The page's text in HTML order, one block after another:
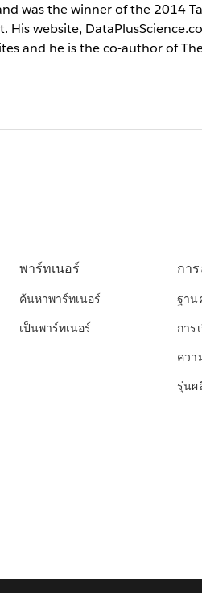
was the winner of the 2014
website,
and he is the co-author of
พาร์ทเนอร์
ค้นหาพาร์ทเนอร์
เป็นพาร์ทเนอร์
กา
ฐาน
การ
ควา
รุ่น